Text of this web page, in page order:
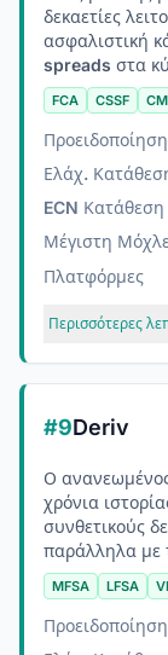
δεκαετίες
ασφαλιστική
spreads στα
FCA CSSF
Ελάχ.
ECN Κατάθεση
Μέγιστη
Πλατφόρμες
Περισσότερες
#9Deriv
Ο
χρόνια
συνθετικούς
παράλληλα με
MFSA LFSA